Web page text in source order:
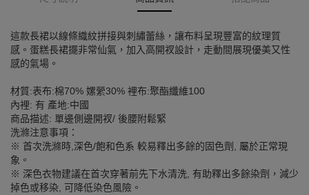
這款長裙以線條織紋拼接與刺繡蕾絲，讓布料呈現豐富的紋理質
感。蛋糕長裙擺非常仙氣，加入高開衩設計，走動間展現優美又性
感的氣場。
材質:表布:棉70% 嫘縈30% 裡布:聚酯纖維100
內裡: 有 產地:中國
商品描述: 單邊側邊開衩/ 後腰附鬆緊
洗滌注意事項：
※ 首次洗滌時,深色/飽和色系 較易釋出多餘的固色劑, 屬於正常現
象。
※ 深色衣物建議在首次穿著前先下水清洗, 有助釋出多餘染劑，減少
掉色或移染, 可降低染色風險。